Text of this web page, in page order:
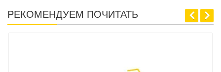
РЕКОМЕНДУЕМ ПОЧИТАТЬ